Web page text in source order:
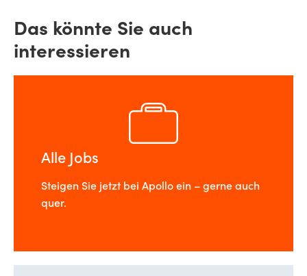
Das könnte Sie auch
interessieren
Alle Jobs
Steigen Sie jetzt bei Apollo ein – gerne auch
quer.